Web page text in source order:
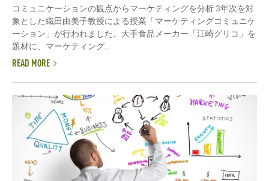
コミュニケーションの観点からマーケティングを分析 3年次を対
象とした織田由美子教授による授業「マーケティングコミュニケ
ーション」が行われました。大手食品メーカー「江崎グリコ」を
題材に、マーケティング...
READ MORE